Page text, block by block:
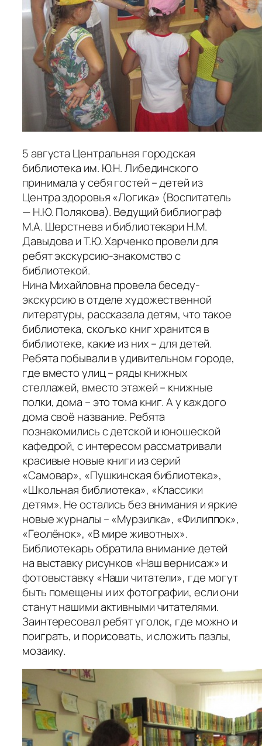
5 августа Центральная городская
библиотека им. Ю.Н. Либединского
принимала у себя гостей – детей из
Центра здоровья «Логика» (Воспитатель
— Н.Ю. Полякова). Ведущий библиограф
М.А. Шерстнева и библиотекари Н.М.
Давыдова и Т.Ю. Харченко провели для
ребят экскурсию-знакомство с
библиотекой.
Нина Михайловна провела беседу-
экскурсию в отделе художественной
литературы, рассказала детям, что такое
библиотека, сколько книг хранится в
библиотеке, какие из них – для детей.
Ребята побывали в удивительном городе,
где вместо улиц – ряды книжных
стеллажей, вместо этажей – книжные
полки, дома – это тома книг. А у каждого
дома своё название. Ребята
познакомились с детской и юношеской
кафедрой, с интересом рассматривали
красивые новые книги из серий
«Самовар», «Пушкинская библиотека»,
«Школьная библиотека», «Классики
детям». Не остались без внимания и яркие
новые журналы – «Мурзилка», «Филиппок»,
«Геолёнок», «В мире животных».
Библиотекарь обратила внимание детей
на выставку рисунков «Наш вернисаж» и
фотовыставку «Наши читатели», где могут
быть помещены и их фотографии, если они
станут нашими активными читателями.
Заинтересовал ребят уголок, где можно и
поиграть, и порисовать, и сложить пазлы,
мозаику.